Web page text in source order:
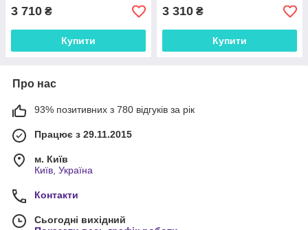
3 710 ₴
Купити
3 310 ₴
Купити
Про нас
93% позитивних з 780 відгуків за рік
Працює з 29.11.2015
м. Київ
Київ, Україна
Контакти
Сьогодні вихідний